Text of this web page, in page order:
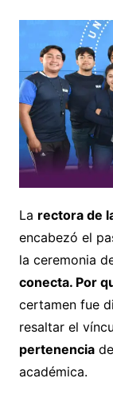
La rectora de
encabezó el
la ceremonia
conecta. Por
certamen fue
resaltar el
pertenenciade
académica.